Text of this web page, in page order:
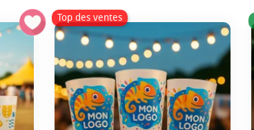
Top des ventes